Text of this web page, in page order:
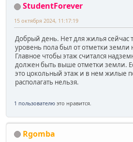
StudentForever
15 октября 2024, 11:17:19
Добрый день. Нет для жилья сейчас
уровень пола был от отметки земли
Главное чтобы этаж считался
должен быть выше отметки земли.
это цокольный этаж и в нем жилые
располагать нельзя.
1 пользователю это нравится.
Rgomba